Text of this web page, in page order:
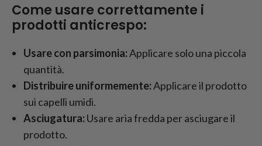
Come usare correttamente i
prodotti anticrespo:
Usare con parsimonia:Applicare solo una piccola
quantità.
Distribuire uniformemente:Applicare il prodotto
sui capelli umidi.
Asciugatura:Usare aria fredda per asciugare il
prodotto.